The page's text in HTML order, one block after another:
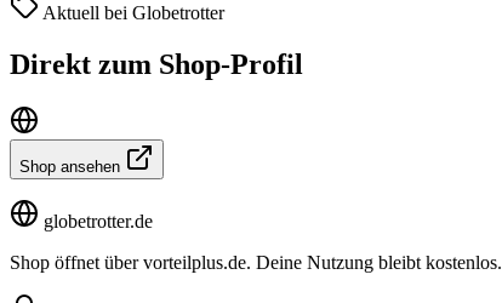
Aktuell bei Globetrotter
Direkt zum Shop-Profil
Shop ansehen
globetrotter.de
Shop öffnet über vorteilplus.de. Deine Nutzung bleibt kostenlos.